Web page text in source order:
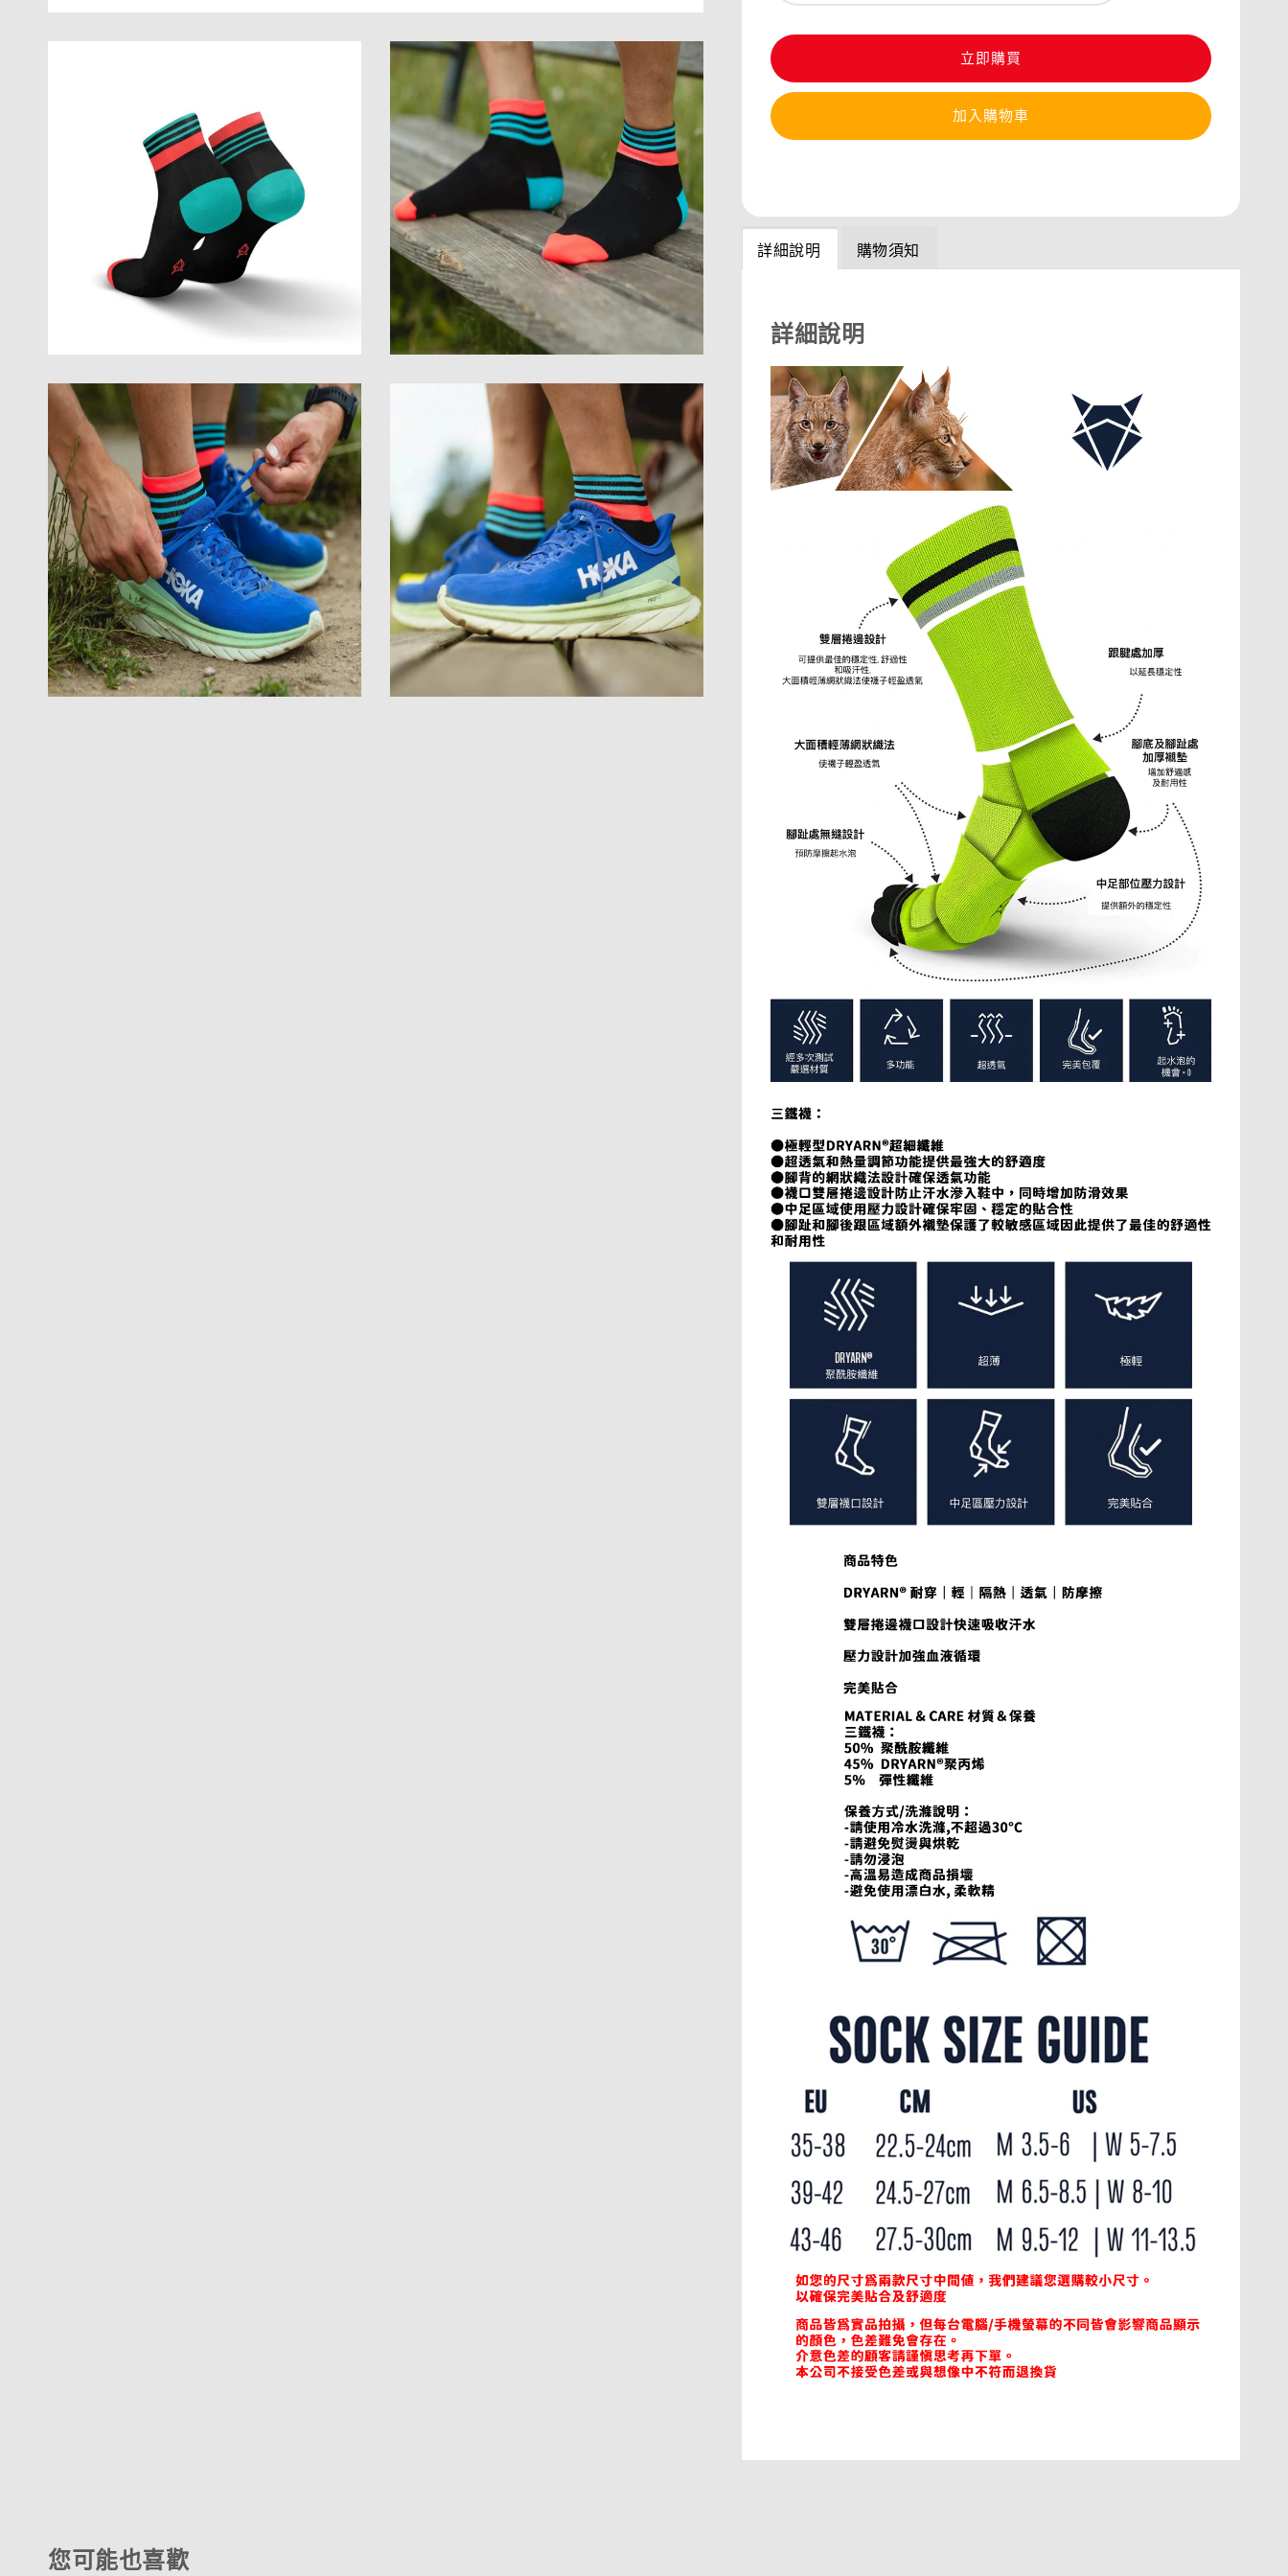
立即購買
加入購物車
詳細說明 購物須知
詳細說明
您可能也喜歡